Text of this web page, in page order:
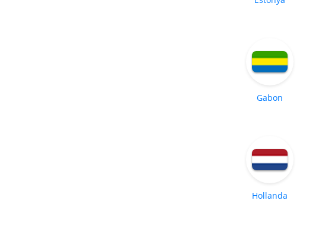
Gabon
Hollanda